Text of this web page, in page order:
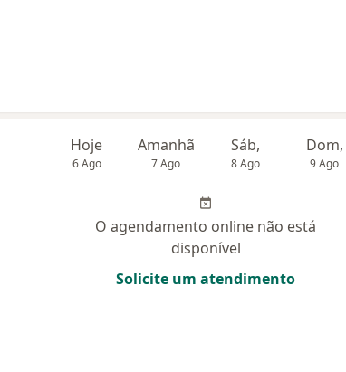
Hoje
6 Ago
Amanhã
7 Ago
Sáb,
8 Ago
Dom,
9 Ago
O agendamento online não está
disponível
Solicite um atendimento